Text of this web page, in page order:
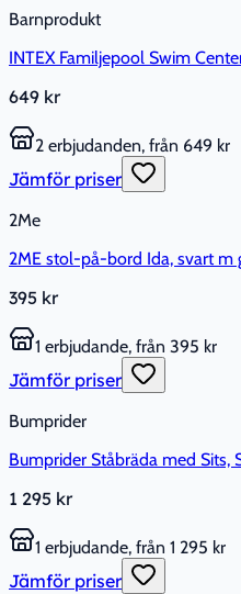
Barnprodukt
INTEX Familjepool Swim
649 kr
2 erbjudanden, från 649 kr
Jämför priser
2Me
2ME stol-på-bord Ida, svart m
395 kr
1 erbjudande, från 395 kr
Jämför priser
Bumprider
Bumprider Ståbräda med Sits,
1 295 kr
1 erbjudande, från 1 295 kr
Jämför priser